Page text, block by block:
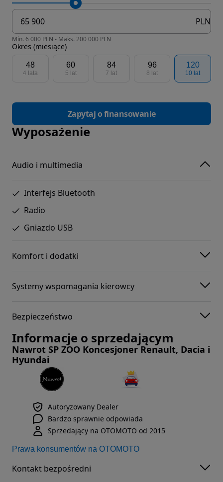
PLN
Min. 6 000 PLN - Maks. 200 000 PLN
Okres (miesiące)
48
4 lata
60
5 lat
84
7 lat
96
8 lat
120
10 lat
Zapytaj o finansowanie
Wyposażenie
Audio i multimedia
Interfejs Bluetooth
Radio
Gniazdo USB
Komfort i dodatki
Systemy wspomagania kierowcy
Bezpieczeństwo
Informacje o sprzedającym
Nawrot SP ZOO Koncesjoner Renault, Dacia i
Hyundai
Autoryzowany Dealer
Bardzo sprawnie odpowiada
Sprzedający na OTOMOTO od 2015
Prawa konsumentów na OTOMOTO
Kontakt bezpośredni